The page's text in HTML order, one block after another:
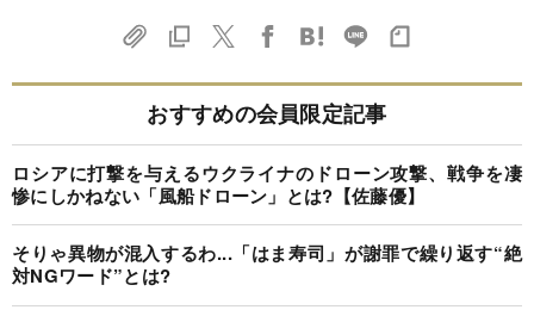
おすすめの会員限定記事
ロシアに打撃を与えるウクライナのドローン攻撃、戦争を凄
惨にしかねない「風船ドローン」とは?【佐藤優】
そりゃ異物が混入するわ...「はま寿司」が謝罪で繰り返す“絶
対NGワード”とは?